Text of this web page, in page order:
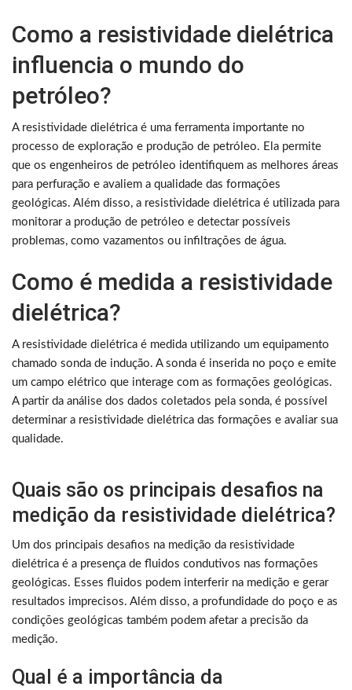
Como a resistividade dielétrica
influencia o mundo do
petróleo?
A resistividade dielétrica é uma ferramenta importante no
processo de exploração e produção de petróleo. Ela permite
que os engenheiros de petróleo identifiquem as melhores áreas
para perfuração e avaliem a qualidade das formações
geológicas. Além disso, a resistividade dielétrica é utilizada para
monitorar a produção de petróleo e detectar possíveis
problemas, como vazamentos ou infiltrações de água.
Como é medida a resistividade
dielétrica?
A resistividade dielétrica é medida utilizando um equipamento
chamado sonda de indução. A sonda é inserida no poço e emite
um campo elétrico que interage com as formações geológicas.
A partir da análise dos dados coletados pela sonda, é possível
determinar a resistividade dielétrica das formações e avaliar sua
qualidade.
Quais são os principais desafios na
medição da resistividade dielétrica?
Um dos principais desafios na medição da resistividade
dielétrica é a presença de fluidos condutivos nas formações
geológicas. Esses fluidos podem interferir na medição e gerar
resultados imprecisos. Além disso, a profundidade do poço e as
condições geológicas também podem afetar a precisão da
medição.
Qual é a importância da